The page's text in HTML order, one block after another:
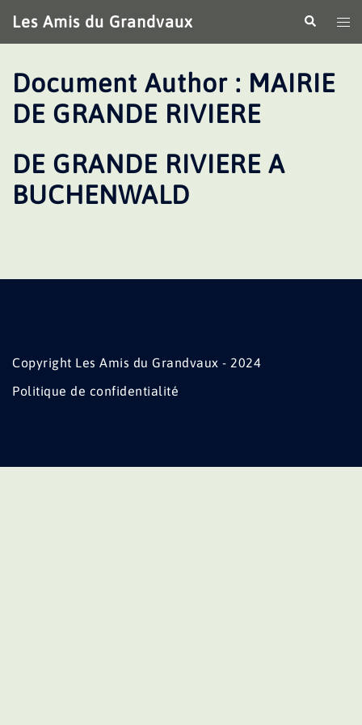
au
contenu
Les Amis du Grandvaux
le
Document Author : MAIRIE
DE GRANDE RIVIERE
DE GRANDE RIVIERE A
BUCHENWALD
Copyright Les Amis du Grandvaux - 2024
Politique de confidentialité